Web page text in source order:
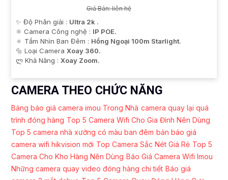
Giá Bán: liên hệ
✨ Độ Phân giải : Ultra 2k .
⚛️ Camera Công nghệ : IP POE.
🔅 Tầm Nhìn Ban Đêm : Hồng Ngoại 100m Starlight.
🔩 Loại Camera Xoay 360.
️ლ Khả Năng : Xoay Zoom.
CAMERA THEO CHỨC NĂNG
Bảng báo giá camera imou Trong Nhà camera quay lại quá
trình đóng hàng Top 5 Camera Wifi Cho Gia Đình Nên Dùng
Top 5 camera nhà xưởng có màu ban đêm bản báo giá
camera wifi hikvision mới Top Camera Sắc Nét Giá Rẻ Top 5
Camera Cho Kho Hàng Nên Dùng Báo Giá Camera Wifi Imou
Những camera quay video đóng hàng chi tiết Báo giá